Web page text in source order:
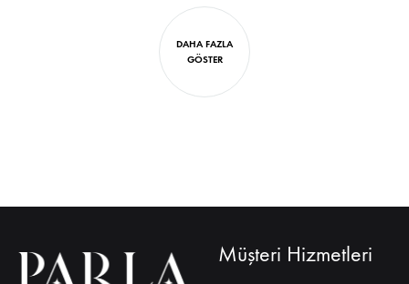
DAHA FAZLA
GÖSTER
Müşteri Hizmetleri